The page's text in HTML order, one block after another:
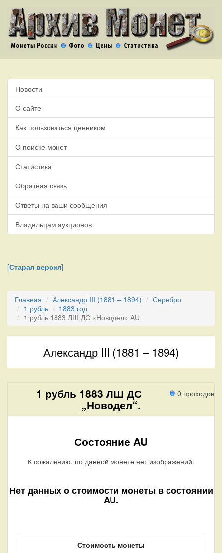
Новости
О сайте
Как пользоваться ценником
О поиске монет
Статистика
Обратная связь
Ответы на ваши сообщения
Владельцам аукционов
[Старая версия]
Главная Александр III (1881 – 1894)
Серебро
1 рубль
1883 год
1 рубль 1883 ЛШ ДС «Новодел» AU
Александр III (1881 – 1894)
0 проходов
1 рубль 1883 ЛШ ДС
„Новодел“.
Состояние AU
К сожалению, по данной монете нет изображений.
Нет данных о стоимости монеты в состоянии
AU.
Стоимость монеты